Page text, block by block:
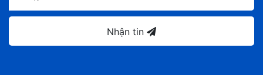
Nhận tin